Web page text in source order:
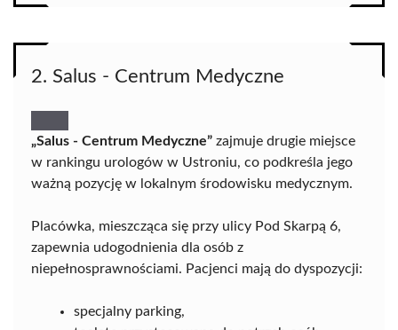
2. Salus - Centrum Medyczne
„Salus - Centrum Medyczne” zajmuje drugie miejsce
w rankingu urologów w Ustroniu, co podkreśla jego
ważną pozycję w lokalnym środowisku medycznym.
Placówka, mieszcząca się przy ulicy Pod Skarpą 6,
zapewnia udogodnienia dla osób z
niepełnosprawnościami. Pacjenci mają do dyspozycji:
specjalny parking,